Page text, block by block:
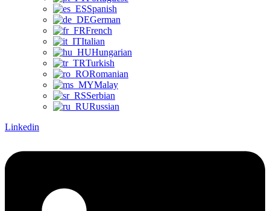
Spanish
German
French
Italian
Hungarian
Turkish
Romanian
Malay
Serbian
Russian
Linkedin